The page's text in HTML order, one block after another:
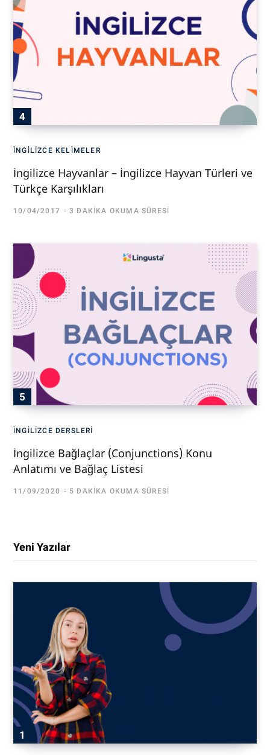
İNGILIZCE KELIMELER
İngilizce Hayvanlar – İngilizce Hayvan Türleri ve
Türkçe Karşılıkları
10/04/2017 3 DAKIKA OKUMA SÜRESI
İNGILIZCE DERSLERI
İngilizce Bağlaçlar (Conjunctions) Konu
Anlatımı ve Bağlaç Listesi
11/09/2020 5 DAKIKA OKUMA SÜRESI
Yeni Yazılar